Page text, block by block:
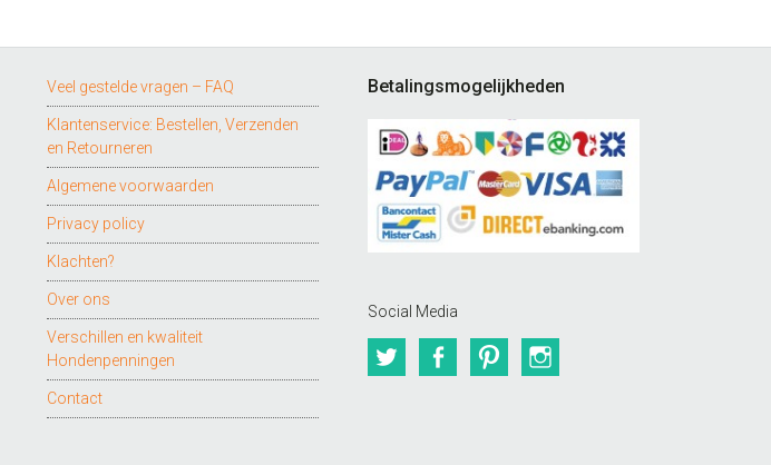
Veel gestelde vragen – FAQ
Klantenservice: Bestellen, Verzenden
en Retourneren
Algemene voorwaarden
Privacy policy
Klachten?
Over ons
Verschillen en kwaliteit
Hondenpenningen
Contact
Betalingsmogelijkheden
Social Media
TwitterFacebookPinterest